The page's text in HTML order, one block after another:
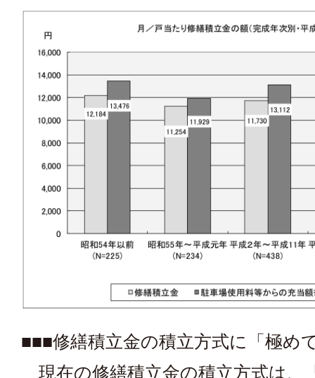
■■■修繕積立金の積立方式に「極め
現在の修繕積立金の積立方式は、